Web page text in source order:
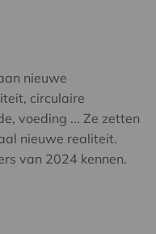
nieuwe
circulaire
voeding ... Ze zetten
nieuwe realiteit.
van 2024 kennen.